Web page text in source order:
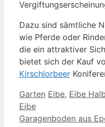
Dazu sind sämtliche
wie Pferde oder
die ein attraktiver
bietet sich der Kauf
Kirschlorbeer
Kategorien
Garten Schlagwörter
Eibe, Eibe
Eibe
Garagenboden aus